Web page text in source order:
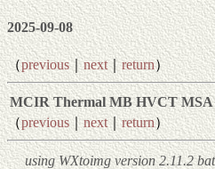
2025-09-08
（previous｜next｜ return）
MCIR Thermal MB HVCT MSA
（previous｜next｜return）
using WXtoimg version 2.11.2